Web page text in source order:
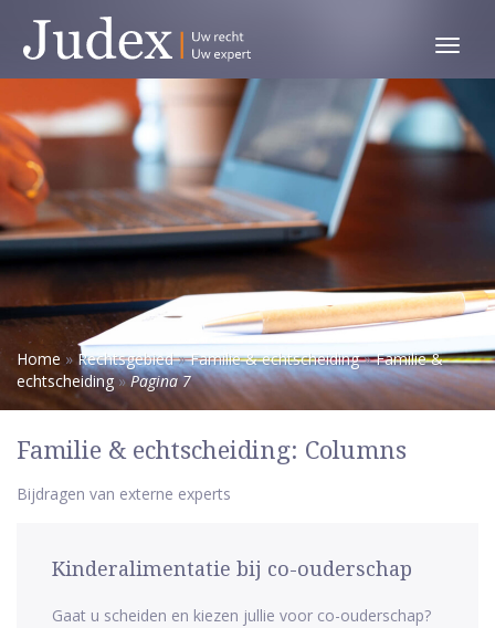
Toggle
Home »Rechtsgebied»Familie & echtscheiding»Familie &
echtscheiding»Pagina 7
Familie & echtscheiding: Columns
Bijdragen van externe experts
Kinderalimentatie bij co-ouderschap
Gaat u scheiden en kiezen jullie voor co-ouderschap?